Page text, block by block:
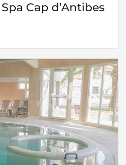
Cap d’Antibes